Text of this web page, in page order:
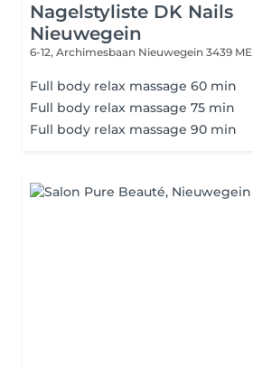
Nagelstyliste DK Nails
Nieuwegein
6-12, Archimesbaan Nieuwegein 3439 ME
Full body relax massage 60 min
Full body relax massage 75 min
Full body relax massage 90 min